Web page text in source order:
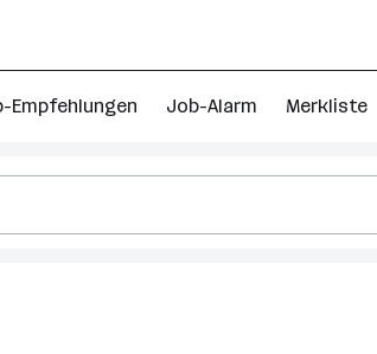
Empfehlungen Job-Alarm Merkliste